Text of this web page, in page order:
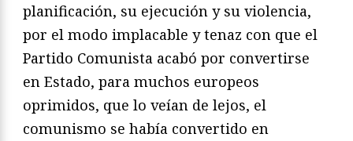
planificación, su ejecución y su violencia,
por el modo implacable y tenaz con que el
Partido Comunista acabó por convertirse
en Estado, para muchos europeos
oprimidos, que lo veían de lejos, el
comunismo se había convertido en